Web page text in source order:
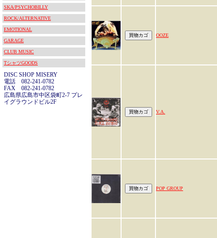
SKA/PSYCHOBILLY
ROCK/ALTERNATIVE
EMOTIONAL
GARAGE
CLUB MUSIC
TシャツGOODS
DISC SHOP MISERY
電話 082-241-0782
FAX 082-241-0782
広島県広島市中区袋町2-7 プレ
イグラウンドビル2F
OOZE
V.A.
POP GROUP